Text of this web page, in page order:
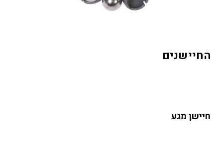
החיישנים
חיישן מגע